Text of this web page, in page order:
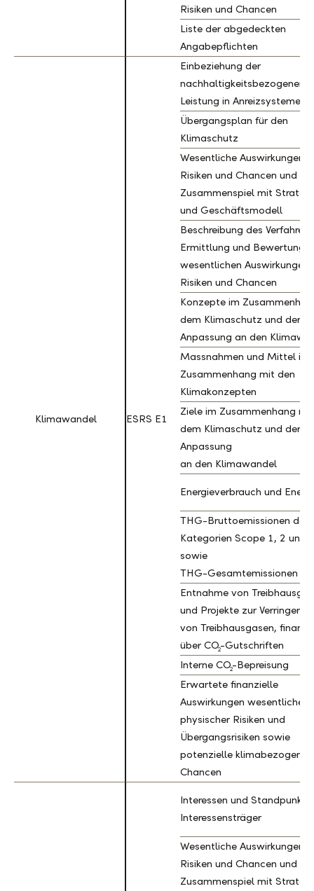
Risiken und Chancen
Liste der abgedeckten
Angabepflichten
Klimawandel ESRS E1
Einbeziehung der
nachhaltigkeitsbezogenen
Leistung in Anreizsysteme
Übergangsplan für den
Klimaschutz
Wesentliche Auswirkungen,
Risiken und Chancen und ihr
Zusammenspiel mit
und Geschäftsmodell
Beschreibung des
Ermittlung und Bewertung
wesentlichen Auswirkungen,
Risiken und Chancen
Konzepte im
dem Klimaschutz und der
Anpassung an den
Massnahmen und Mittel im
Zusammenhang mit den
Klimakonzepten
Ziele im Zusammenhang mit
dem Klimaschutz und der
Anpassung
an den Klimawandel
Energieverbrauch und
THG-Bruttoemissionen der
Kategorien Scope 1, 2 und
sowie
THG-Gesamtemissionen
Entnahme von
und Projekte zur
von Treibhausgasen,
über CO2-Gutschriften
Interne CO2-Bepreisung
Erwartete finanzielle
Auswirkungen wesentlicher
physischer Risiken und
Übergangsrisiken sowie
potenzielle klimabezogene
Chancen
Interessen und
Interessensträger
Wesentliche Auswirkungen,
Risiken und Chancen und ihr
Zusammenspiel mit
Klimawandel